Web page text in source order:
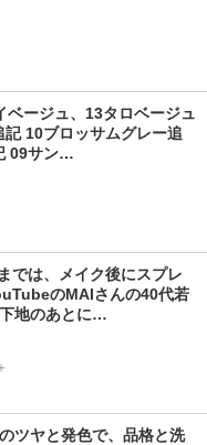
ージュ、13タロベージュ
10ブロッサムグレー追
09サン…
では、メイク後にスプレ
のMAIさんの40代若
地のあとに…
ツヤと発色で、品格と洗